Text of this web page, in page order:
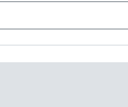
Epo-Tek 377H